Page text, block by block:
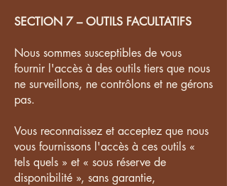
SECTION 7 – OUTILS FACULTATIFS
Nous sommes susceptibles de vous
fournir l'accès à des outils tiers que nous
ne surveillons, ne contrôlons et ne gérons
pas.
Vous reconnaissez et acceptez que nous
vous fournissons l'accès à ces outils «
tels quels » et « sous réserve de
disponibilité », sans garantie,